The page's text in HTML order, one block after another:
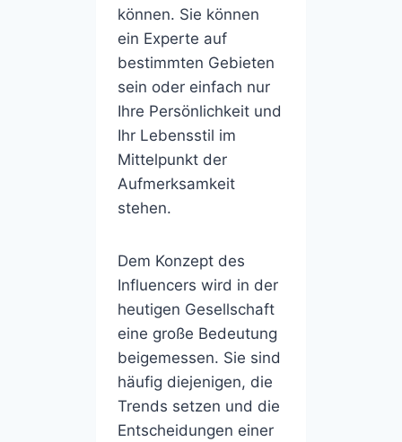
können. Sie können
ein Experte auf
bestimmten Gebieten
sein oder einfach nur
Ihre Persönlichkeit und
Ihr Lebensstil im
Mittelpunkt der
Aufmerksamkeit
stehen.
Dem Konzept des
Influencers wird in der
heutigen Gesellschaft
eine große Bedeutung
beigemessen. Sie sind
häufig diejenigen, die
Trends setzen und die
Entscheidungen einer